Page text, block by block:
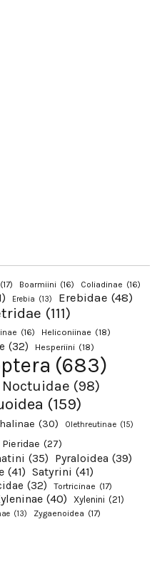
(17) Boarmiini (16) Coliadinae (16)
Erebia (13) Erebidae (48)
(111)
(16) Heliconiinae (18)
(32) Hesperiini (18)
(683)
Noctuidae (98)
(159)
(30) Olethreutinae (15)
Pieridae (27)
(35) Pyraloidea (39)
(41) Satyrini (41)
(32) Tortricinae (17)
(40) Xylenini (21)
(13) Zygaenoidea (17)